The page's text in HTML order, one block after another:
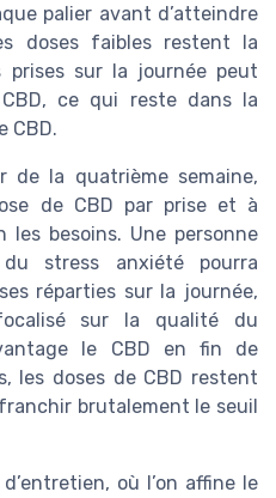
palier avant d’atteindre
doses faibles restent la
prises sur la journée peut
ce qui reste dans la
CBD.
de la quatrième semaine,
de CBD par prise et à
besoins. Une personne
stress anxiété pourra
réparties sur la journée,
sur la qualité du
le CBD en fin de
les doses de CBD restent
brutalement le seuil
où l’on affine le